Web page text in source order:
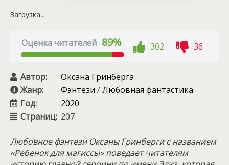
Загрузка...
Оценка читателей 89% 302 36
Автор:
Оксана Гринберга
Жанр:
Фэнтези /Любовная фантастика
Год:
2020
Страниц: 207
Любовное фэнтези Оксаны Гринберги с названием
«Ребенок для магиссы» поведает читателям